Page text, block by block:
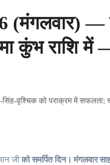
—
कुंभ राशि में
जीको समर्पित दिन। मंगलवार